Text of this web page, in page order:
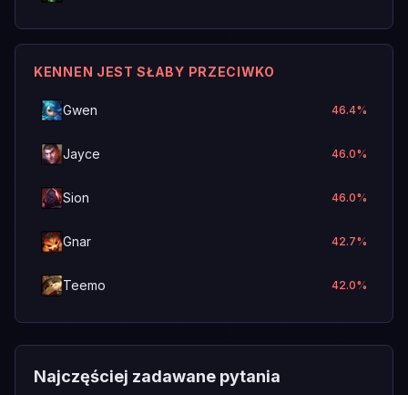
KENNEN JEST SŁABY PRZECIWKO
Gwen 46.4%
Jayce 46.0%
Sion 46.0%
Gnar 42.7%
Teemo 42.0%
Najczęściej zadawane pytania